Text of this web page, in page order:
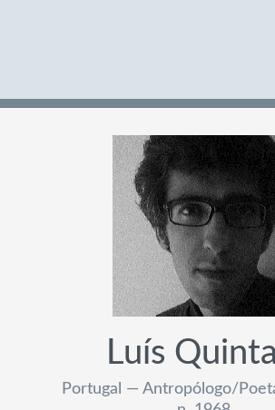
Luís
Portugal — Antropólogo/